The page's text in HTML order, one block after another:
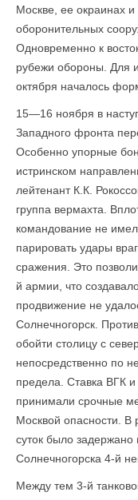
Москве, ее окраинах и
оборонительных
Одновременно к
рубежи обороны. Для
октября началось
15—16 ноября в
Западного фронта
Особенно упорные
истринском
лейтенант К.К.
группа вермахта.
командование не
парировать удары
сражения. Это
й армии, что
продвижение не
Солнечногорск.
обойти столицу с
непосредственно по
предела. Ставка ВГК
принимали срочные
Москвой опасности. В
суток было задержано
Солнечногорска 4-й
Между тем 3-й